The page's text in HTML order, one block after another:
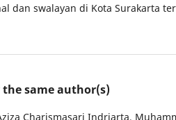
dan swalayan di Kota Surakarta
same author(s)
Charismasari Indriarta,